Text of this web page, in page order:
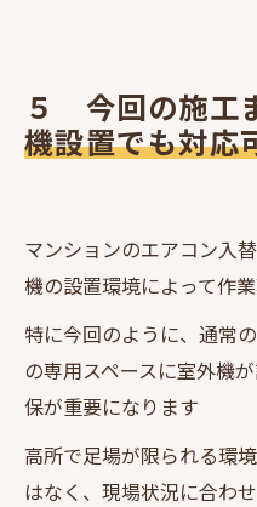
５ 今回の施工
機設置でも対応
マンションのエアコン入
機の設置環境によって作
特に今回のように、通常
の専用スペースに室外機
保が重要になります
高所で足場が限られる環
はなく、現場状況に合わ